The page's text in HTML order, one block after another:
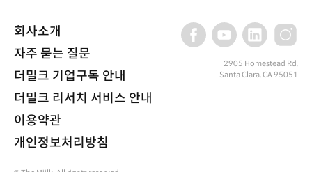
회사소개
자주 묻는 질문
더밀크 기업구독 안내
더밀크 리서치 서비스 안내
이용약관
개인정보처리방침
2905 Homestead Rd,
Santa Clara, CA 95051